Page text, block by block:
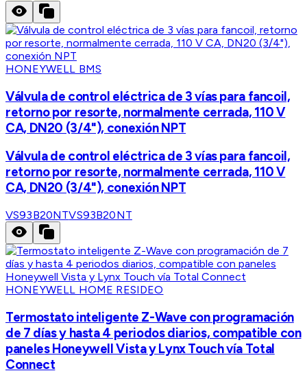
HONEYWELL BMS
Válvula de control eléctrica de 3 vías para fancoil,
retorno por resorte, normalmente cerrada, 110 V
CA, DN20 (3/4"), conexión NPT
Válvula de control eléctrica de 3 vías para fancoil,
retorno por resorte, normalmente cerrada, 110 V
CA, DN20 (3/4"), conexión NPT
VS93B20NTVS93B20NT
HONEYWELL HOME RESIDEO
Termostato inteligente Z-Wave con programación
de 7 días y hasta 4 periodos diarios, compatible con
paneles Honeywell Vista y Lynx Touch vía Total
Connect